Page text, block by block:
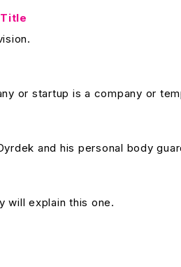
or startup is a company or
and his personal body
will explain this one.